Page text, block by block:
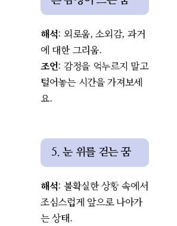
해석: 외로움, 소외감, 과거
에 대한 그리움.
조언: 감정을 억누르지 말고
털어놓는 시간을 가져보세
요.
5. 눈 위를 걷는 꿈
해석: 불확실한 상황 속에서
조심스럽게 앞으로 나아가
는 상태.